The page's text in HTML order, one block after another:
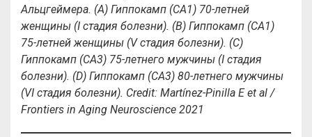
Альцгеймера. (А) Гиппокамп (CA1) 70-летней
женщины (I стадия болезни). (B) Гиппокамп (CA1)
75-летней женщины (V стадия болезни). (C)
Гиппокамп (CA3) 75-летнего мужчины (I стадия
болезни). (D) Гиппокамп (CA3) 80-летнего мужчины
(VI стадия болезни). Credit: Martínez-Pinilla E et al /
Frontiers in Aging Neuroscience 2021